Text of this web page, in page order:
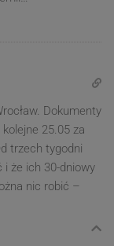
Dokumenty
kolejne 25.05 za
trzech tygodni
i że ich 30-dniowy
nic robić –